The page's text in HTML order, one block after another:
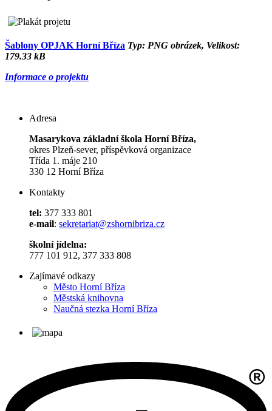
Šablony OPJAK Horní Bříza Typ: PNG obrázek, Velikost:
179.33 kB
Informace o projektu
Adresa
Masarykova základní škola Horní Bříza,
okres Plzeň-sever, příspěvková organizace
Třída 1. máje 210
330 12 Horní Bříza
Kontakty
tel: 377 333 801
e-mail: sekretariat@zshornibriza.cz
školní jídelna:
777 101 912, 377 333 808
Zajímavé odkazy
Město Horní Bříza
Městská knihovna
Naučná stezka Horní Bříza